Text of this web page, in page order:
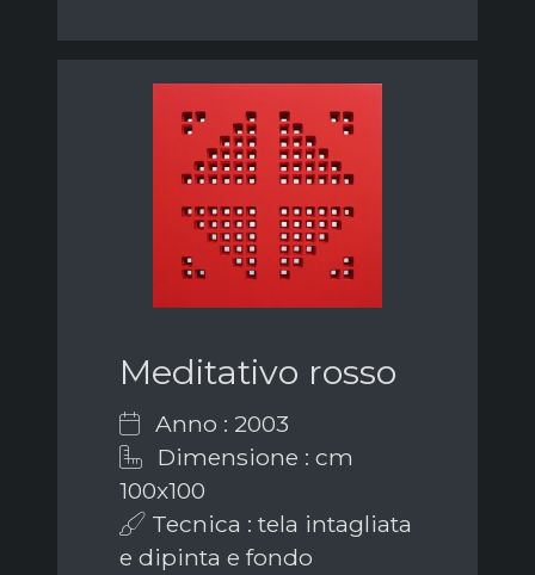
Meditativo rosso
Anno : 2003
Dimensione : cm
100x100
Tecnica : tela intagliata
e dipinta e fondo